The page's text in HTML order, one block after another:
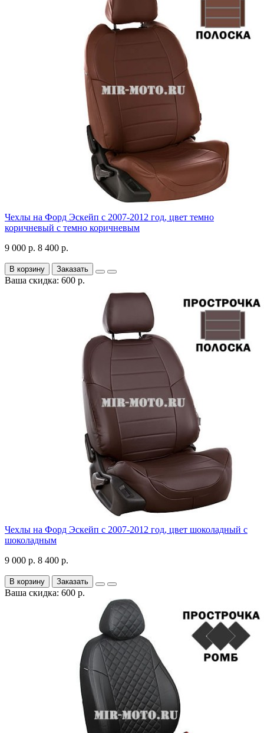
Чехлы на Форд Эскейп с 2007-2012 год, цвет темно
коричневый с темно коричневым
9 000 р. 8 400 р.
В корзину Заказать
Ваша скидка: 600 р.
Чехлы на Форд Эскейп с 2007-2012 год, цвет шоколадный с
шоколадным
9 000 р. 8 400 р.
В корзину Заказать
Ваша скидка: 600 р.